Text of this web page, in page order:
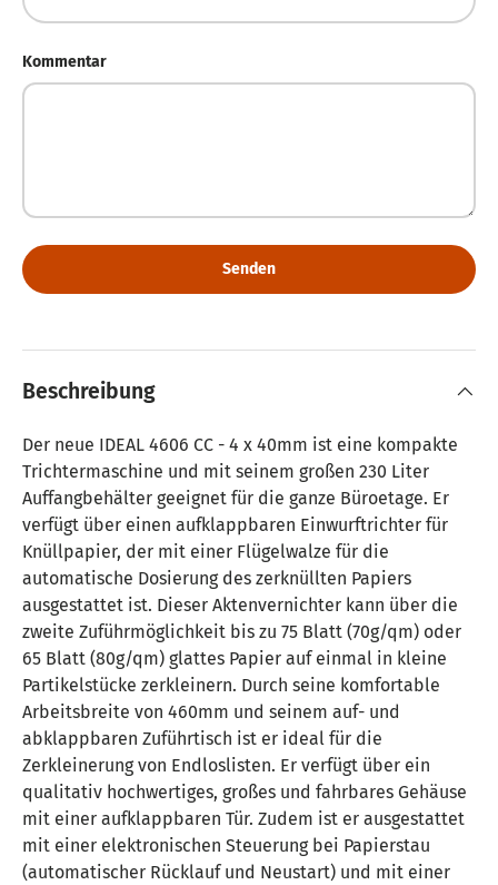
Kommentar
Senden
Beschreibung
Der neue IDEAL 4606 CC - 4 x 40mm ist eine kompakte
Trichtermaschine und mit seinem großen 230 Liter
Auffangbehälter geeignet für die ganze Büroetage. Er
verfügt über einen aufklappbaren Einwurftrichter für
Knüllpapier, der mit einer Flügelwalze für die
automatische Dosierung des zerknüllten Papiers
ausgestattet ist. Dieser Aktenvernichter kann über die
zweite Zuführmöglichkeit bis zu 75 Blatt (70g/qm) oder
65 Blatt (80g/qm) glattes Papier auf einmal in kleine
Partikelstücke zerkleinern. Durch seine komfortable
Arbeitsbreite von 460mm und seinem auf- und
abklappbaren Zuführtisch ist er ideal für die
Zerkleinerung von Endloslisten. Er verfügt über ein
qualitativ hochwertiges, großes und fahrbares Gehäuse
mit einer aufklappbaren Tür. Zudem ist er ausgestattet
mit einer elektronischen Steuerung bei Papierstau
(automatischer Rücklauf und Neustart) und mit einer